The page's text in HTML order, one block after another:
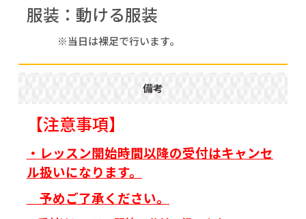
服装：動ける服装
※当日は裸足で行います。
備考
【注意事項】
・レッスン開始時間以降の受付はキャンセ
ル扱いになります。
予めご了承ください。